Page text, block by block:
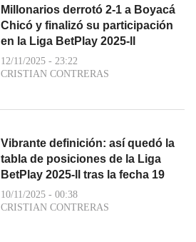
Millonarios derrotó 2-1 a Boyacá
Chicó y finalizó su participación
en la Liga BetPlay 2025-ll
12/11/2025 - 23:22
CRISTIAN CONTRERAS
Vibrante definición: así quedó la
tabla de posiciones de la Liga
BetPlay 2025-ll tras la fecha 19
10/11/2025 - 00:38
CRISTIAN CONTRERAS